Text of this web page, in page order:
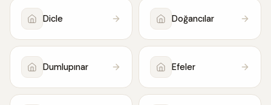
Dicle Doğancılar
Dumlupınar Efeler